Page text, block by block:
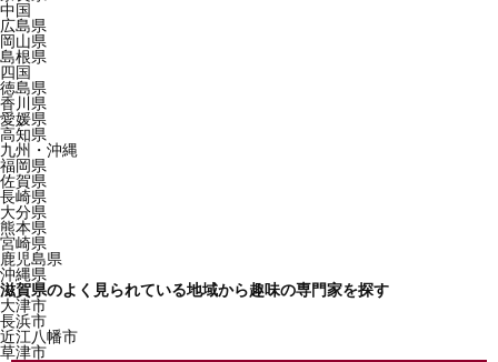
中国
広島県
岡山県
島根県
四国
徳島県
香川県
愛媛県
高知県
九州・沖縄
福岡県
佐賀県
長崎県
大分県
熊本県
宮崎県
鹿児島県
沖縄県
滋賀県のよく見られている地域から趣味の専門家を探す
大津市
長浜市
近江八幡市
草津市